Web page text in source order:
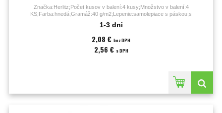
Značka:Herlitz;Počet kusov v balení:4 kusy;Množstvo v balení:4
KS;Farba:hnedá;Gramáž:40 g/m2;Lepenie:samolepiace s páskou;s
obálky:bublinkové;Vnútorný rozmer (š x v):21 x 15 cm;Vonkajší rozmer (š x
1-3 dni
2,08 € bez DPH
2,56 € s DPH